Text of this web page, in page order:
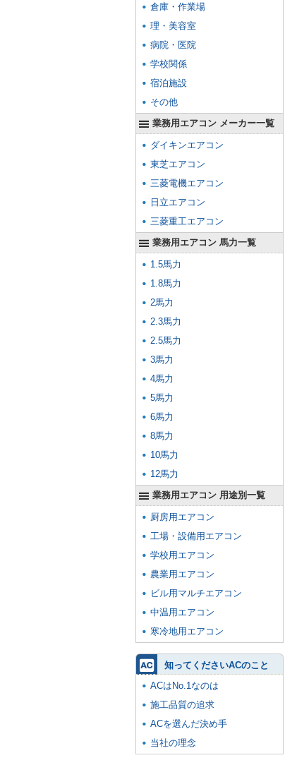
倉庫・作業場
理・美容室
病院・医院
学校関係
宿泊施設
その他
業務用エアコン メーカー一覧
ダイキンエアコン
東芝エアコン
三菱電機エアコン
日立エアコン
三菱重工エアコン
業務用エアコン 馬力一覧
1.5馬力
1.8馬力
2馬力
2.3馬力
2.5馬力
3馬力
4馬力
5馬力
6馬力
8馬力
10馬力
12馬力
業務用エアコン 用途別一覧
厨房用エアコン
工場・設備用エアコン
学校用エアコン
農業用エアコン
ビル用マルチエアコン
中温用エアコン
寒冷地用エアコン
知ってくださいACのこと
ACはNo.1なのは
施工品質の追求
ACを選んだ決め手
当社の理念